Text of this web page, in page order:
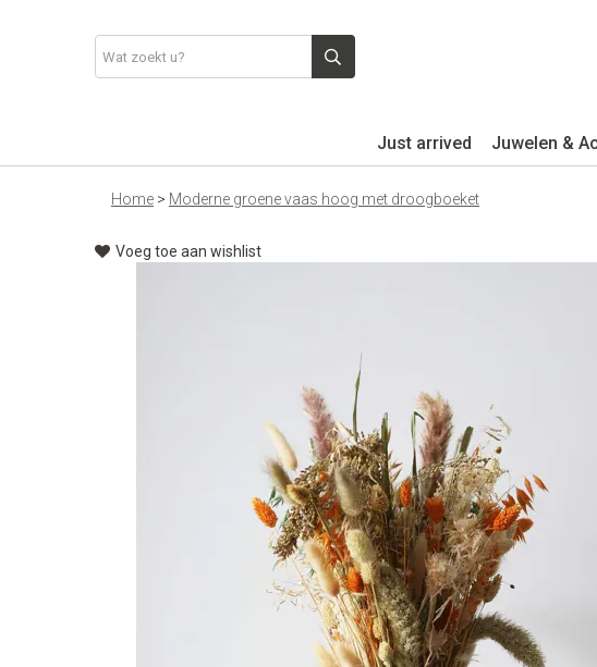
Just arrived Juwelen &
Home > Moderne groene vaas hoog met droogboeket
Voeg toe aan wishlist